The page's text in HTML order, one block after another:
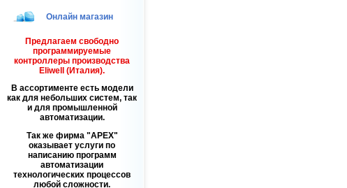
Онлайн магазин
Предлагаем свободно
программируемые
контроллеры производства
Eliwell (Италия).
В ассортименте есть модели
как для небольших систем, так
и для промышленной
автоматизации.
Так же фирма
APEX
оказывает услуги по
написанию программ
автоматизации
технологических процессов
любой сложности.